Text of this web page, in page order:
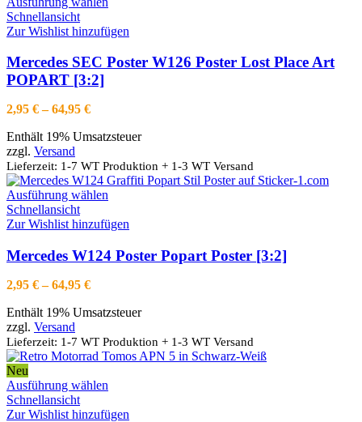
weist
Varianten
auf
Produktseite
gewählt
werden
Schnellansicht
Zur Wishlist hinzufügen
Mercedes SEC Poster W126 Poster Lost Place Art
POPART [3:2]
2,95 € –64,95 €Preisspanne:
bis
Enthält 19% Umsatzsteuer
zzgl. Versand
Lieferzeit: 1-7 WT Produktion + 1-3 WT Versand
Ausführung wählen
weist
Varianten
auf.
können
der
Produktseite
Schnellansicht
Zur Wishlist hinzufügen
Mercedes W124 Poster Popart Poster [3:2]
2,95 € –64,95 €Preisspanne:
bis
Enthält 19% Umsatzsteuer
zzgl. Versand
Lieferzeit: 1-7 WT Produktion + 1-3 WT Versand
Neu
Ausführung wählen
weist
Schnellansicht
Zur Wishlist hinzufügen